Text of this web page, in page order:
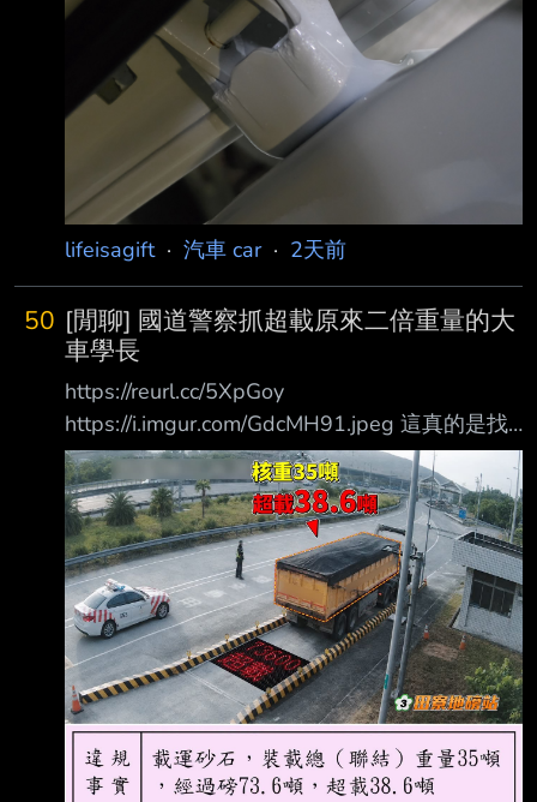
lifeisagift· 汽車 car· 2天前
50 [閒聊] 國道警察抓超載原來二倍重量的大
車學長
https://reurl.cc/5XpGoy
https://i.imgur.com/GdcMH91.jpeg 這真的是找
死了 載那麼重還敢開上高速公路，不抓你還抓
誰 這下不只扣車，法院還要跑不完了 --